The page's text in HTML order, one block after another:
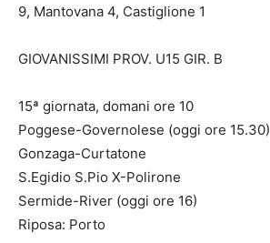
9, Mantovana 4, Castiglione 1
GIOVANISSIMI PROV. U15 GIR. B
15ª giornata, domani ore 10
Poggese-Governolese (oggi ore 15.30)
Gonzaga-Curtatone
S.Egidio S.Pio X-Polirone
Sermide-River (oggi ore 16)
Riposa: Porto